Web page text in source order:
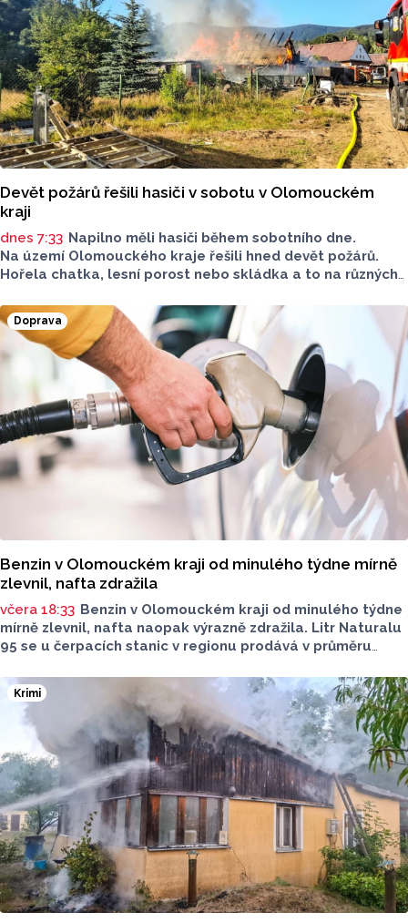
Devět požárů řešili hasiči v sobotu v Olomouckém
kraji
dnes 7:33 Napilno měli hasiči během sobotního dne.
Na území Olomouckého kraje řešili hned devět požárů.
Hořela chatka, lesní porost nebo skládka a to na různých
Doprava
Benzin v Olomouckém kraji od minulého týdne mírně
zlevnil, nafta zdražila
včera 18:33 Benzin v Olomouckém kraji od minulého týdne
mírně zlevnil, nafta naopak výrazně zdražila. Litr Naturalu
95 se u čerpacích stanic v regionu prodává v průměru
O 84 haléřů zdražila nafta, za litr teď řidiči dají průměrně
44,84 koruny. Podle údajů společnosti CCS, která ceny
sleduje, je benzin v současnosti o 7,73 koruny dražší než
před rokem, za naftu tehdy motoristé platili o 11,31
koruny méně.
Krimi